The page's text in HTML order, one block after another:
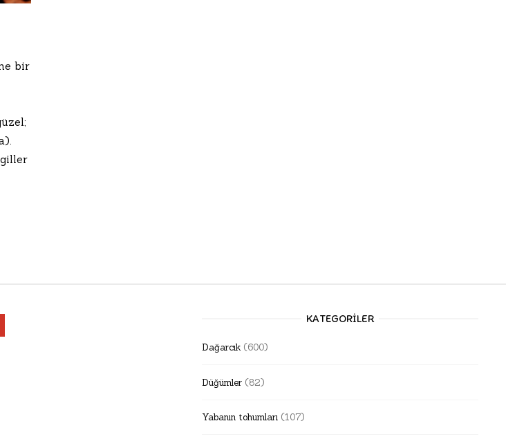
bir
KATEGORILER
Dağarcık(600)
Düğümler(82)
Yabanın tohumları(107)